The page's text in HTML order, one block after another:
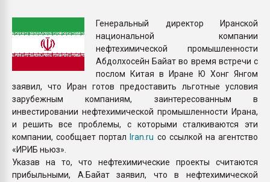
ПЕРЕЙТИ НА
Генеральный директор Иранской
национальной компании
нефтехимической промышленности
Абдолхосейн Байат во время встречи с
послом Китая в Иране Ю Хонг Янгом
заявил, что Иран готов предоставить льготные условия
зарубежным компаниям, заинтересованным в
инвестировании нефтехимической промышленности Ирана,
и решить все проблемы, с которыми сталкиваются эти
компании, сообщает порталIran.ru со ссылкой на агентство
«ИРИБ ньюз».
Указав на то, что нефтехимические проекты считаются
прибыльными, А.Байат заявил, что в нефтехимической